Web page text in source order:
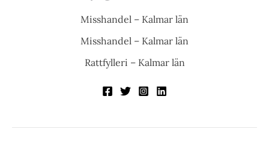
Misshandel – Kalmar län
Misshandel – Kalmar län
Rattfylleri – Kalmar län